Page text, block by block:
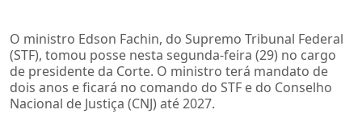
O ministro Edson Fachin, do Supremo Tribunal Federal
(STF), tomou posse nesta segunda-feira (29) no cargo
de presidente da Corte. O ministro terá mandato de
dois anos e ficará no comando do STF e do Conselho
Nacional de Justiça (CNJ) até 2027.